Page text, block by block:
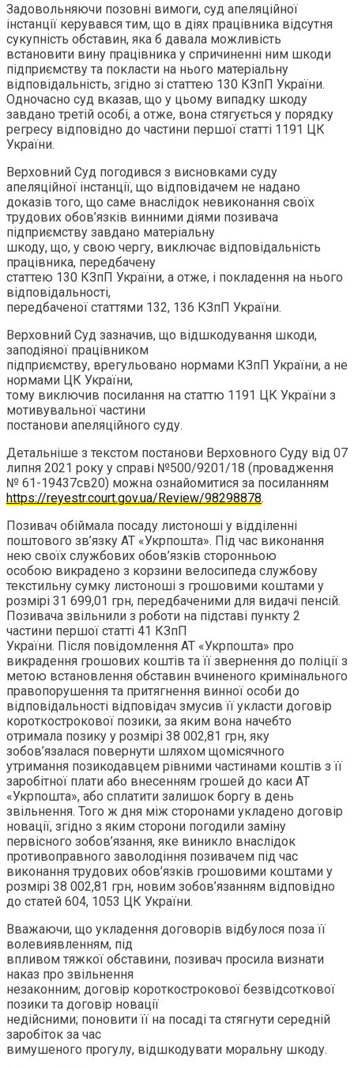
Задовольняючи позовні вимоги, суд апеляційної
інстанції керувався тим, що в діях працівника відсутня
сукупність обставин, яка б давала можливість
встановити вину працівника у спричиненні ним шкоди
підприємству та покласти на нього матеріальну
відповідальність, згідно зі статтею 130 КЗпП України.
Одночасно суд вказав, що у цьому випадку шкоду
завдано третій особі, а отже, вона стягується у порядку
регресу відповідно до частини першої статті 1191 ЦК
України.
Верховний Суд погодився з висновками суду
апеляційної інстанції, що відповідачем не надано
доказів того, що саме внаслідок невиконання своїх
трудових обов’язків винними діями позивача
підприємству завдано матеріальну
шкоду, що, у свою чергу, виключає відповідальність
працівника, передбачену
статтею 130 КЗпП України, а отже, і покладення на нього
відповідальності,
передбаченої статтями 132, 136 КЗпП України.
Верховний Суд зазначив, що відшкодування шкоди,
заподіяної працівником
підприємству, врегульовано нормами КЗпП України, а не
нормами ЦК України,
тому виключив посилання на статтю 1191 ЦК України з
мотивувальної частини
постанови апеляційного суду.
Детальніше з текстом постанови Верховного Суду від 07
липня 2021 року у справі №500/9201/18 (провадження
№ 61-19437св20) можна ознайомитися за посиланням
https://reyestr.court.gov.ua/Review/98298878.
Позивач обіймала посаду листоноші у відділенні
поштового зв’язку АТ «Укрпошта». Під час виконання
нею своїх службових обов’язків сторонньою
особою викрадено з корзини велосипеда службову
текстильну сумку листоноші з грошовими коштами у
розмірі 31 699,01 грн, передбаченими для видачі пенсій.
Позивача звільнили з роботи на підставі пункту 2
частини першої статті 41 КЗпП
України. Після повідомлення АТ «Укрпошта» про
викрадення грошових коштів та її звернення до поліції з
метою встановлення обставин вчиненого кримінального
правопорушення та притягнення винної особи до
відповідальності відповідач змусив її укласти договір
короткострокової позики, за яким вона начебто
отримала позику у розмірі 38 002,81 грн, яку
зобов’язалася повернути шляхом щомісячного
утримання позикодавцем рівними частинами коштів з її
заробітної плати або внесенням грошей до каси АТ
«Укрпошта», або сплатити залишок боргу в день
звільнення. Того ж дня між сторонами укладено договір
новації, згідно з яким сторони погодили заміну
первісного зобов’язання, яке виникло внаслідок
противоправного заволодіння позивачем під час
виконання трудових обов’язків грошовими коштами у
розмірі 38 002,81 грн, новим зобов’язанням відповідно
до статей 604, 1053 ЦК України.
Вважаючи, що укладення договорів відбулося поза її
волевиявленням, під
впливом тяжкої обставини, позивач просила визнати
наказ про звільнення
незаконним; договір короткострокової безвідсоткової
позики та договір новації
недійсними; поновити її на посаді та стягнути середній
заробіток за час
вимушеного прогулу, відшкодувати моральну шкоду.